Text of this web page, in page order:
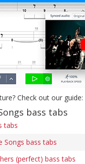
Check out our guide:
bass tabs
tabs
Songs bass tabs
(perfect) bass tabs